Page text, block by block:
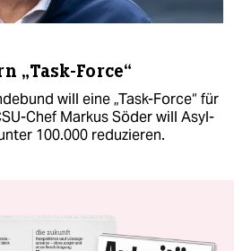
„Task-Force“
will eine „Task-Force“ für
Chef Markus Söder will Asyl-
100.000 reduzieren.